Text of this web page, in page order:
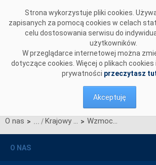
Strona wykorzystuje pliki cookies.
zapisanych za pomocą cookies w celach
celu dostosowania serwisu do
użytkowników.
W przeglądarce internetowej można
dotyczące cookies. Więcej o plikach cookies
prywatności przeczytasz
Akceptuję
O nas > Krajowy Plan Odbudowy i Zwiększania Odporności (KPO) > Wzmocnienie systemu przesyłowego poprzez budowę, rozbudowę i modernizację stacji elektroenergetycznych w północnej i centralnej części Polski
O NAS